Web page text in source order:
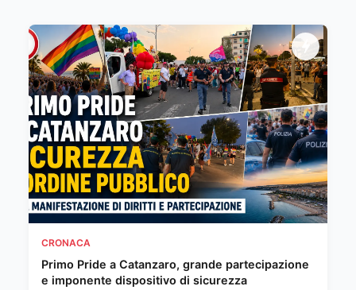
CRONACA
Primo Pride a Catanzaro, grande partecipazione
e imponente dispositivo di sicurezza